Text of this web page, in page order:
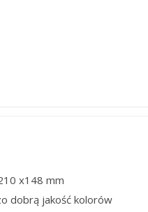
x148 mm
dobrą jakość kolorów